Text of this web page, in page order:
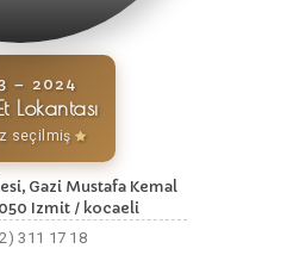
– 2024
Lokantası
seçilmiş
Gazi Mustafa Kemal
Izmit / kocaeli
311 17 18